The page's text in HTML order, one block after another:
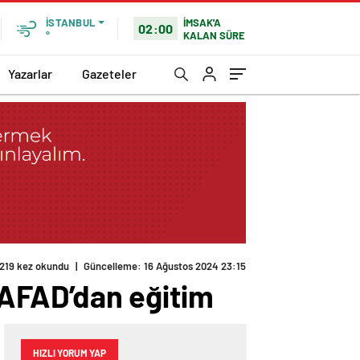
İSTANBUL
°
02:00
İMSAK'A
KALAN SÜRE
Yazarlar Gazeteler
eğitim
HIZLI YORUM YAP